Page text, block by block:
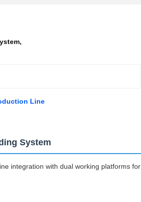
,
Line
System
integration with dual working platforms for